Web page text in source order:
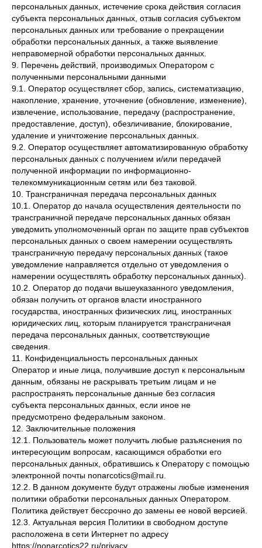
персональных данных, истечение срока действия согласия
субъекта персональных данных, отзыв согласия субъектом
персональных данных или требование о прекращении
обработки персональных данных, а также выявление
неправомерной обработки персональных данных.
9. Перечень действий, производимых Оператором с
полученными персональными данными
9.1. Оператор осуществляет сбор, запись, систематизацию,
накопление, хранение, уточнение (обновление, изменение),
извлечение, использование, передачу (распространение,
предоставление, доступ), обезличивание, блокирование,
удаление и уничтожение персональных данных.
9.2. Оператор осуществляет автоматизированную обработку
персональных данных с получением и/или передачей
полученной информации по информационно-
телекоммуникационным сетям или без таковой.
10. Трансграничная передача персональных данных
10.1. Оператор до начала осуществления деятельности по
трансграничной передаче персональных данных обязан
уведомить уполномоченный орган по защите прав субъектов
персональных данных о своем намерении осуществлять
трансграничную передачу персональных данных (такое
уведомление направляется отдельно от уведомления о
намерении осуществлять обработку персональных данных).
10.2. Оператор до подачи вышеуказанного уведомления,
обязан получить от органов власти иностранного
государства, иностранных физических лиц, иностранных
юридических лиц, которым планируется трансграничная
передача персональных данных, соответствующие
сведения.
11. Конфиденциальность персональных данных
Оператор и иные лица, получившие доступ к персональным
данным, обязаны не раскрывать третьим лицам и не
распространять персональные данные без согласия
субъекта персональных данных, если иное не
предусмотрено федеральным законом.
12. Заключительные положения
12.1. Пользователь может получить любые разъяснения по
интересующим вопросам, касающимся обработки его
персональных данных, обратившись к Оператору с помощью
электронной почты nonarcotics@mail.ru.
12.2. В данном документе будут отражены любые изменения
политики обработки персональных данных Оператором.
Политика действует бессрочно до замены ее новой версией.
12.3. Актуальная версия Политики в свободном доступе
расположена в сети Интернет по адресу
https://nonarcotics22.ru/privacy.